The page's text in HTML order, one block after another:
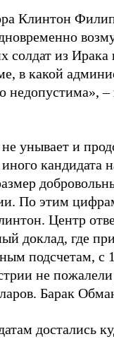
Клинтон
солдат из
в какой
недопустима»,
унывает и
кандидата
По этим
Центр
доклад, где
подсчетам, с
не пожалели
Барак
достались